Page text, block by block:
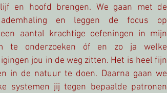
en hoofd brengen. We gaan met de
en leggen de focus op
aantal krachtige oefeningen in mijn
te onderzoeken óf en zo ja welke
jou in de weg zitten. Het is heel fijn
in de natuur te doen. Daarna gaan we
systemen jij tegen bepaalde patronen